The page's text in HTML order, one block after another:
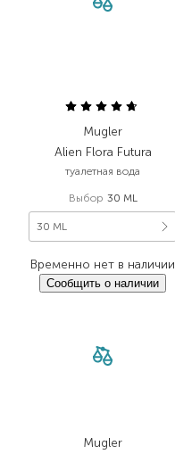
Mugler
Alien Flora Futura
туалетная вода
Выбор 30 ML
30 ML
Временно нет в наличии
Сообщить о наличии
Mugler